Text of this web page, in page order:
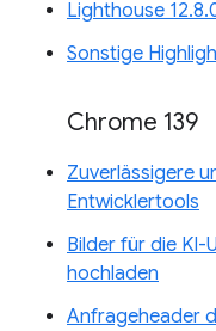
Lighthouse
Sonstige
Chrome 139
Zuverlässigere
Entwicklertools
Bilder für die KI-
hochladen
Anfrageheader